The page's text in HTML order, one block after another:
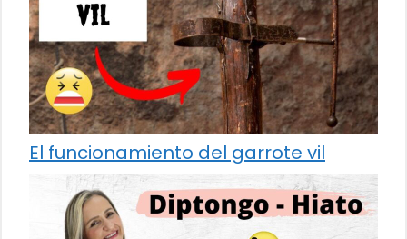
El funcionamiento del garrote vil